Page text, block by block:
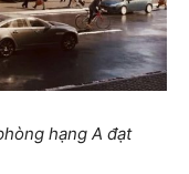
hạng A đạt